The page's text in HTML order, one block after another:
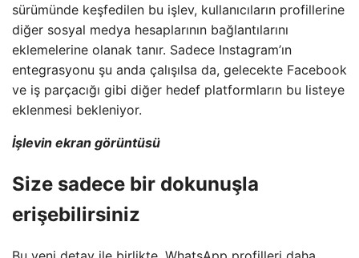
sürümünde keşfedilen bu işlev, kullanıcıların profillerine
diğer sosyal medya hesaplarının bağlantılarını
eklemelerine olanak tanır. Sadece Instagram’ın
entegrasyonu şu anda çalışılsa da, gelecekte Facebook
ve iş parçacığı gibi diğer hedef platformların bu listeye
eklenmesi bekleniyor.
İşlevin ekran görüntüsü
Size sadece bir dokunuşla
erişebilirsiniz